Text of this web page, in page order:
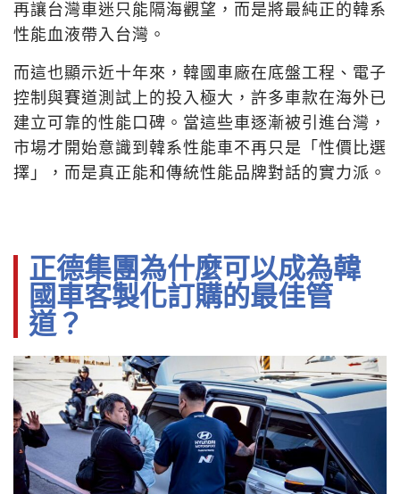
再讓台灣車迷只能隔海觀望，而是將最純正的韓系
性能血液帶入台灣。
而這也顯示近十年來，韓國車廠在底盤工程、電子
控制與賽道測試上的投入極大，許多車款在海外已
建立可靠的性能口碑。當這些車逐漸被引進台灣，
市場才開始意識到韓系性能車不再只是「性價比選
擇」，而是真正能和傳統性能品牌對話的實力派。
正德集團為什麼可以成為韓
國車客製化訂購的最佳管
道？